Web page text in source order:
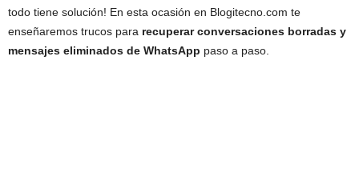
todo tiene solución! En esta ocasión en Blogitecno.com te
enseñaremos trucos para recuperar conversaciones borradas y
mensajes eliminados de WhatsApp paso a paso.